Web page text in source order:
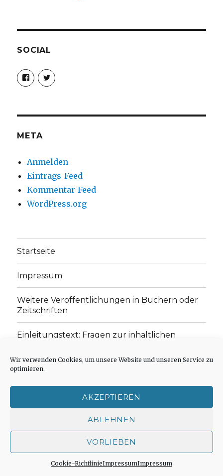
Wir verwenden Cookies, um unsere Website und unseren Service zu
optimieren.
AKZEPTIEREN
ABLEHNEN
VORLIEBEN
Cookie-RichtlinieImpressumImpressum
SOCIAL
Profil
von
christoph.fleischer1
anzeigen
Profil
von
anzeigen
META
Anmelden
Eintrags-Feed
Kommentar-Feed
WordPress.org
Startseite
Impressum
Weitere Veröffentlichungen in Büchern oder
Zeitschriften
Einleitungstext: Fragen zur inhaltlichen
„schwachen Glaubens“
Cookie-Richtlinie (EU)
Impressum